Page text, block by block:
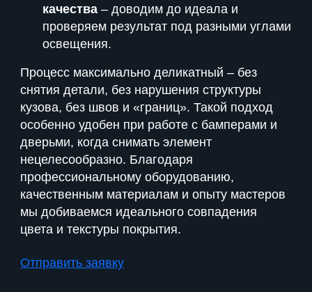
качества – доводим до идеала и
проверяем результат под разными углами
освещения.
Процесс максимально деликатный – без
снятия детали, без нарушения структуры
кузова, без швов и «границ». Такой подход
особенно удобен при работе с бамперами и
дверьми, когда снимать элемент
нецелесообразно. Благодаря
профессиональному оборудованию,
качественным материалам и опыту мастеров
мы добиваемся идеального совпадения
цвета и текстуры покрытия.
Отправить заявку